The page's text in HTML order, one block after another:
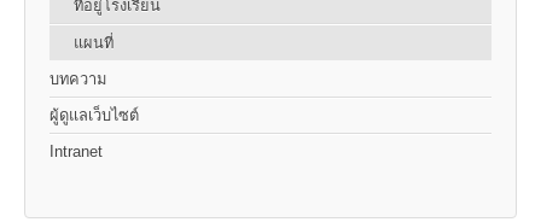
ที่อยู่โรงเรียน
แผนที่
บทความ
ผู้ดูแลเว็บไซต์
Intranet